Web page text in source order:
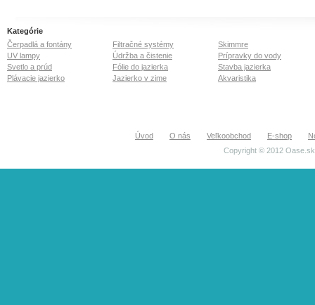
Kategórie
Čerpadlá a fontány
Filtračné systémy
Skimmre
UV lampy
Údržba a čistenie
Prípravky do vody
Svetlo a prúd
Fólie do jazierka
Stavba jazierka
Plávacie jazierko
Jazierko v zime Akvaristika
Úvod O nás Veľkoobchod E-shop
Copyright © 2012